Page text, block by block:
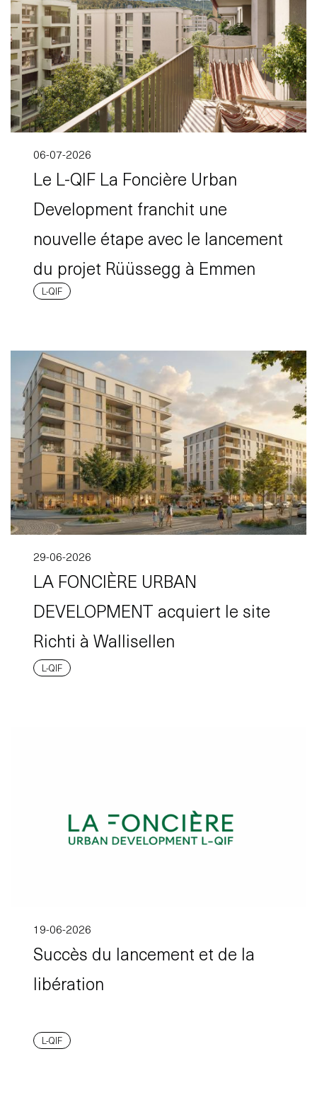
06-07-2026
Le L-QIF La Foncière Urban
Development franchit une
nouvelle étape avec le lancement
du projet Rüüssegg à Emmen
L-QIF
29-06-2026
LA FONCIÈRE URBAN
DEVELOPMENT acquiert le site
Richti à Wallisellen
L-QIF
19-06-2026
Succès du lancement et de la
libération
L-QIF